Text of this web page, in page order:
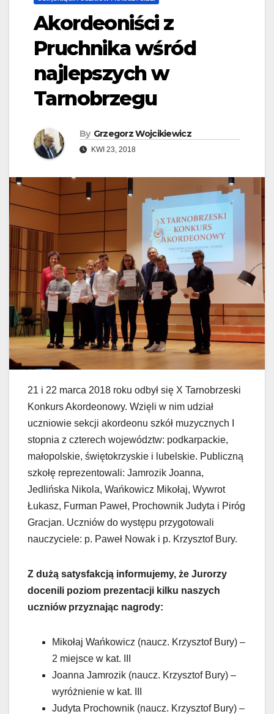
Akordeoniści z
Pruchnika wśród
najlepszych w
Tarnobrzegu
By Grzegorz Wojcikiewicz
KWI 23, 2018
21 i 22 marca 2018 roku odbył się X Tarnobrzeski
Konkurs Akordeonowy. Wzięli w nim udział
uczniowie sekcji akordeonu szkół muzycznych I
stopnia z czterech województw: podkarpackie,
małopolskie, świętokrzyskie i lubelskie. Publiczną
szkołę reprezentowali: Jamrozik Joanna,
Jedlińska Nikola, Wańkowicz Mikołaj, Wywrot
Łukasz, Furman Paweł, Prochownik Judyta i Piróg
Gracjan. Uczniów do występu przygotowali
nauczyciele: p. Paweł Nowak i p. Krzysztof Bury.
Z dużą satysfakcją informujemy, że Jurorzy
docenili poziom prezentacji kilku naszych
uczniów przyznając nagrody:
Mikołaj Wańkowicz (naucz. Krzysztof Bury) –
2 miejsce w kat. III
Joanna Jamrozik (naucz. Krzysztof Bury) –
wyróżnienie w kat. III
Judyta Prochownik (naucz. Krzysztof Bury) –